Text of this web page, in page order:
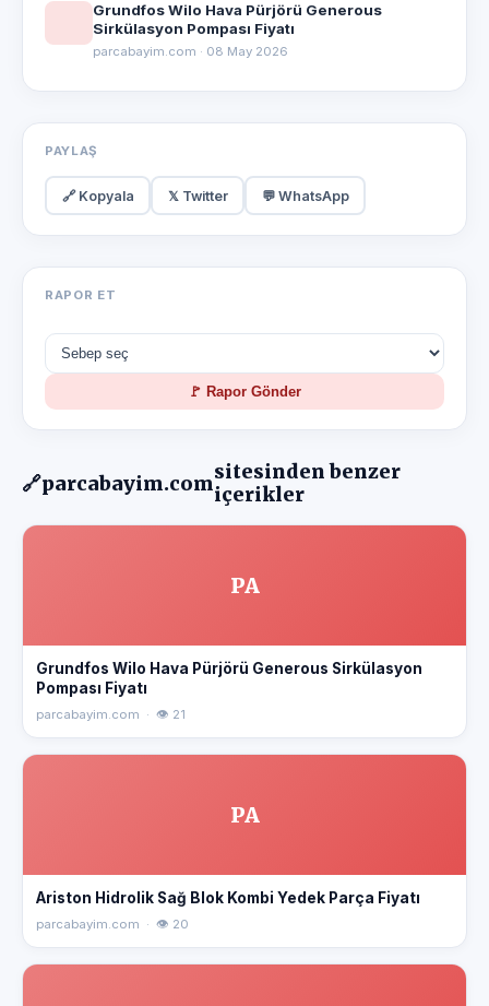
Grundfos Wilo Hava Pürjörü Generous
Sirkülasyon Pompası Fiyatı
parcabayim.com · 08 May 2026
PAYLAŞ
🔗 Kopyala 𝕏 Twitter 💬 WhatsApp
RAPOR ET
🚩 Rapor Gönder
🔗parcabayim.comsitesinden benzer
içerikler
PA
Grundfos Wilo Hava Pürjörü Generous Sirkülasyon
Pompası Fiyatı
parcabayim.com · 👁 21
PA
Ariston Hidrolik Sağ Blok Kombi Yedek Parça Fiyatı
parcabayim.com · 👁 20